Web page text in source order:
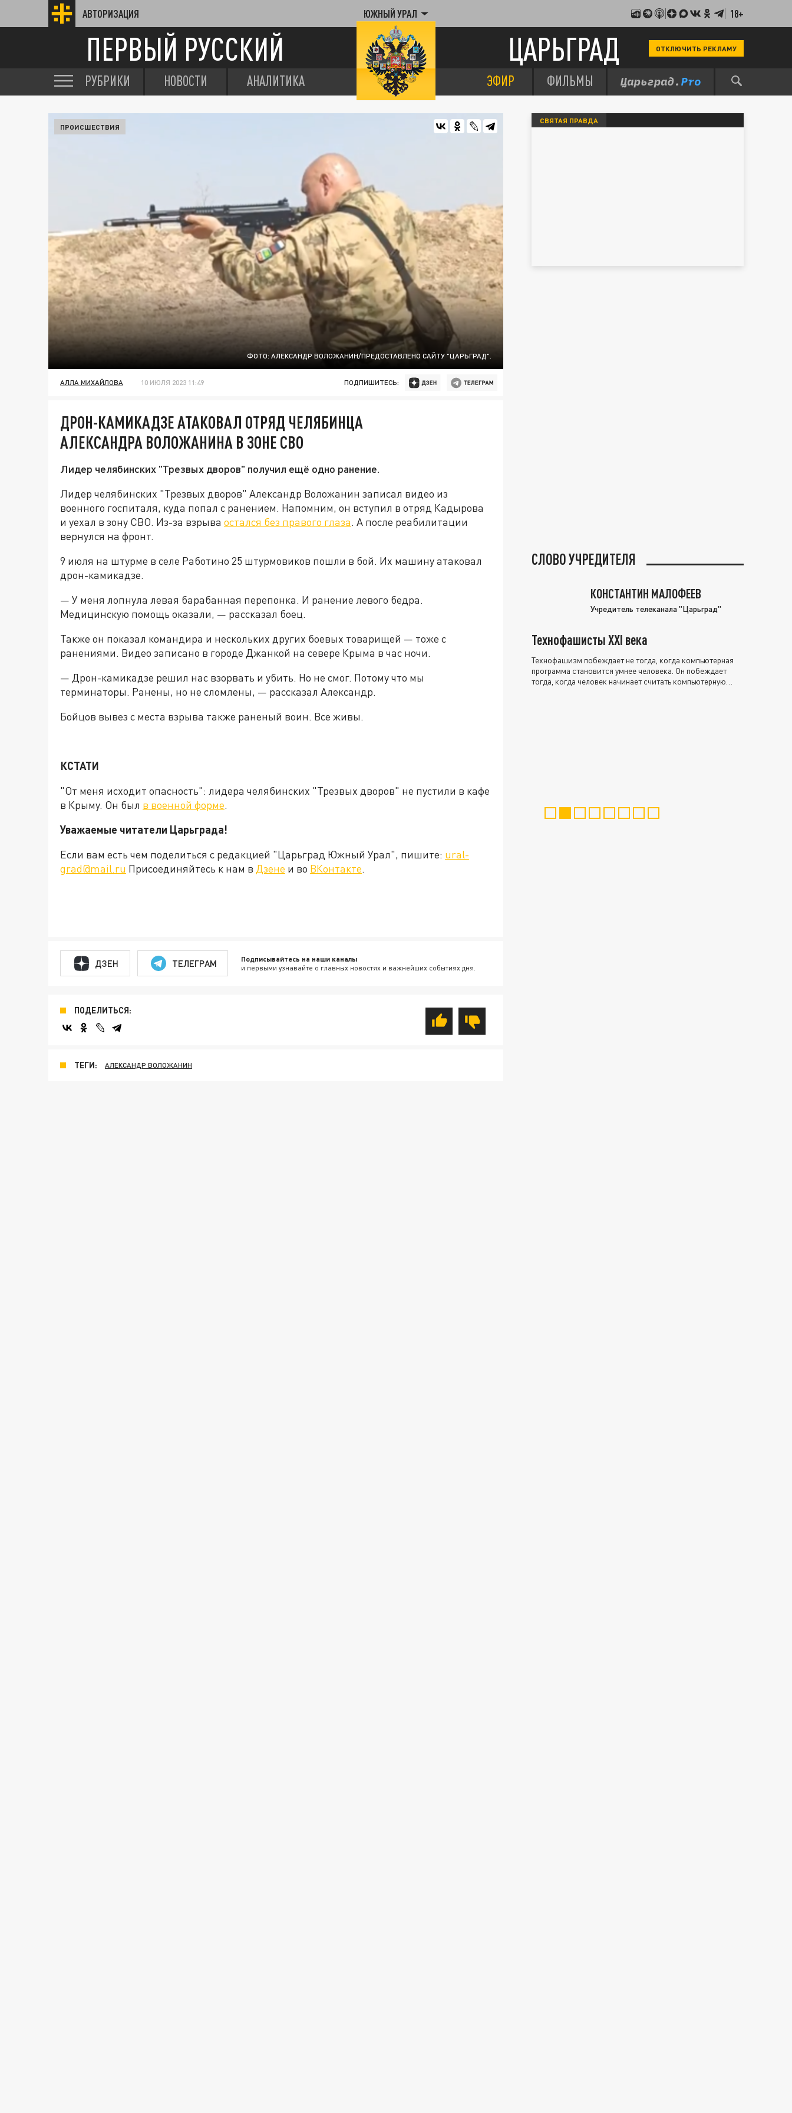
АВТОРИЗАЦИЯ ЮЖНЫЙ УРАЛ 18+
ПЕРВЫЙ РУССКИЙ ЦАРЬГРАД ОТКЛЮЧИТЬ РЕКЛАМУ
РУБРИКИ НОВОСТИ АНАЛИТИКА ЭФИР ФИЛЬМЫ
ФОТО: АЛЕКСАНДР ВОЛОЖАНИН/ПРЕДОСТАВЛЕНО САЙТУ "ЦАРЬГРАД".
ПРОИСШЕСТВИЯ
АЛЛА МИХАЙЛОВА 10 ИЮЛЯ 2023 11:49 ПОДПИШИТЕСЬ:
ДРОН-КАМИКАДЗЕ АТАКОВАЛ ОТРЯД ЧЕЛЯБИНЦА
АЛЕКСАНДРА ВОЛОЖАНИНА В ЗОНЕ СВО
Лидер челябинских "Трезвых дворов" получил ещё одно ранение.
Лидер челябинских "Трезвых дворов" Александр Воложанин записал видео из
военного госпиталя, куда попал с ранением. Напомним, он вступил в отряд Кадырова
и уехал в зону СВО. Из-за взрыва остался без правого глаза. А после реабилитации
вернулся на фронт.
9 июля на штурме в селе Работино 25 штурмовиков пошли в бой. Их машину атаковал
дрон-камикадзе.
— У меня лопнула левая барабанная перепонка. И ранение левого бедра.
Медицинскую помощь оказали, — рассказал боец.
Также он показал командира и нескольких других боевых товарищей — тоже с
ранениями. Видео записано в городе Джанкой на севере Крыма в час ночи.
— Дрон-камикадзе решил нас взорвать и убить. Но не смог. Потому что мы
терминаторы. Ранены, но не сломлены, — рассказал Александр.
Бойцов вывез с места взрыва также раненый воин. Все живы.
КСТАТИ
"От меня исходит опасность": лидера челябинских "Трезвых дворов" не пустили в кафе
в Крыму. Он был в военной форме.
Уважаемые читатели Царьграда!
Если вам есть чем поделиться с редакцией "Царьград Южный Урал", пишите: ural-
grad@mail.ru Присоединяйтесь к нам в Дзене и во ВКонтакте.
ДЗЕН ТЕЛЕГРАМ Подписывайтесь на наши каналы
и первыми узнавайте о главных новостях и важнейших событиях дня.
ПОДЕЛИТЬСЯ:
ТЕГИ: АЛЕКСАНДР ВОЛОЖАНИН
СВЯТАЯ ПРАВДА
СЛОВО УЧРЕДИТЕЛЯ
КОНСТАНТИН МАЛОФЕЕВ
Учредитель телеканала "Царьград"
Технофашисты XXI века
Технофашизм побеждает не тогда, когда компьютерная
программа становится умнее человека. Он побеждает
тогда, когда человек начинает считать компьютерную